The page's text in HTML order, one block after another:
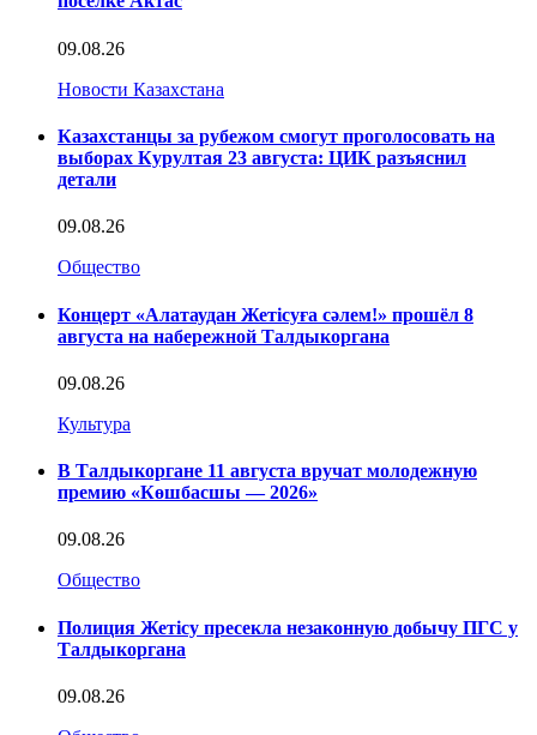
09.08.26
Новости Казахстана
Казахстанцы за рубежом смогут проголосовать на
выборах Курултая 23 августа: ЦИК разъяснил
детали
09.08.26
Общество
Концерт «Алатаудан Жетісуға сәлем!» прошёл 8
августа на набережной Талдыкоргана
09.08.26
Культура
В Талдыкоргане 11 августа вручат молодежную
премию «Көшбасшы — 2026»
09.08.26
Общество
Полиция Жетісу пресекла незаконную добычу ПГС у
Талдыкоргана
09.08.26